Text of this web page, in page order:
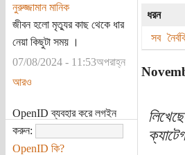
নুরুজ্জামান মানিক
জীবন হলো মৃত্যুর কাছ থেকে ধার
নেয়া কিছুটা সময় ।
07/08/2024 - 11:53অপরাহ্ন
আরও
OpenID ব্যবহার করে লগইন
করুন:
OpenID কি?
ধরন
সব